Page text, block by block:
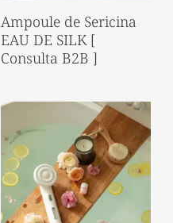
Read More
Ampoule de Sericina
EAU DE SILK [
Consulta B2B ]